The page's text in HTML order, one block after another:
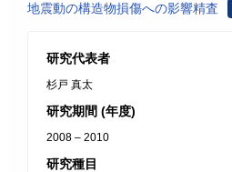
地震動の構造物損傷への影響精査
研究代表者
杉戸 真太
研究期間 (年度)
2008 – 2010
研究種目